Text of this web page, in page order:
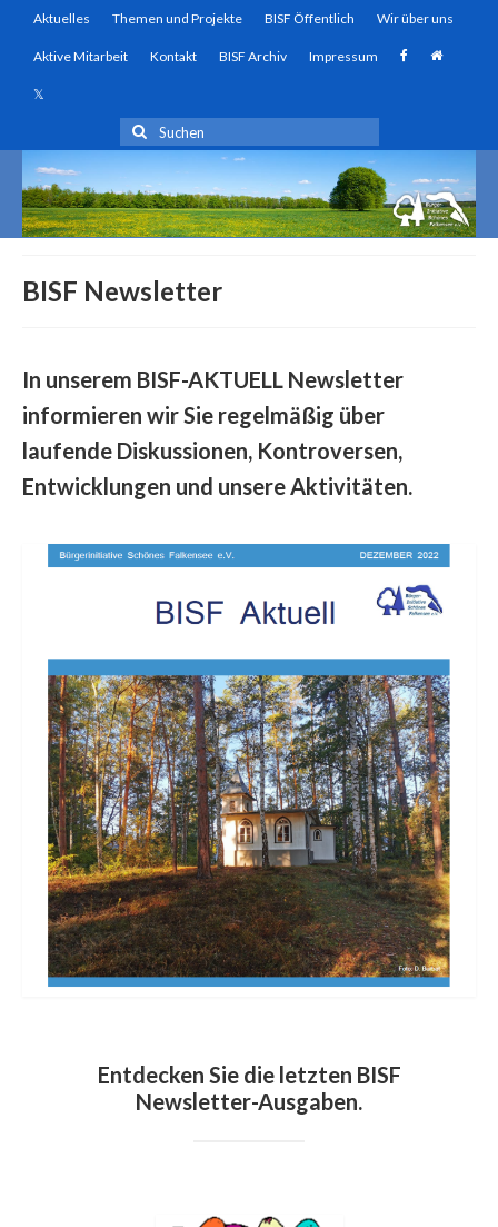
Aktuelles Themen und Projekte BISF Öffentlich Wir über uns
Aktive Mitarbeit Kontakt BISF Archiv Impressum
Suchen
nach:
BISF Newsletter
In unserem BISF-AKTUELL Newsletter
informieren wir Sie regelmäßig über
laufende Diskussionen, Kontroversen,
Entwicklungen und unsere Aktivitäten.
Entdecken Sie die letzten BISF
Newsletter-Ausgaben.